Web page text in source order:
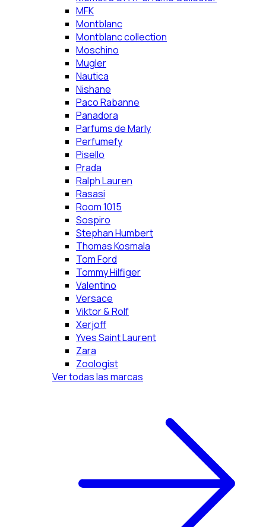
MFK
Montblanc
Montblanc collection
Moschino
Mugler
Nautica
Nishane
Paco Rabanne
Panadora
Parfums de Marly
Perfumefy
Pisello
Prada
Ralph Lauren
Rasasi
Room 1015
Sospiro
Stephan Humbert
Thomas Kosmala
Tom Ford
Tommy Hilfiger
Valentino
Versace
Viktor & Rolf
Xerjoff
Yves Saint Laurent
Zara
Zoologist
Ver todas las marcas